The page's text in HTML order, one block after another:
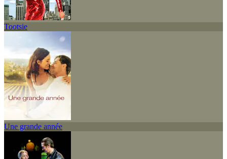
Tootsie
Une grande année